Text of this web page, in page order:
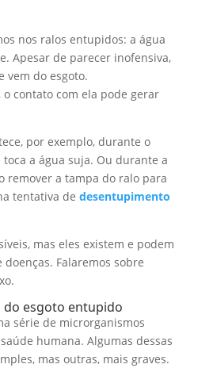
nos ralos entupidos: a água
Apesar de parecer inofensiva,
vem do esgoto.
contato com ela pode gerar
por exemplo, durante o
a água suja. Ou durante a
remover a tampa do ralo para
tentativa de desentupimento
mas eles existem e podem
Falaremos sobre
do esgoto entupido
série de microrganismos
humana. Algumas dessas
mas outras, mais graves.